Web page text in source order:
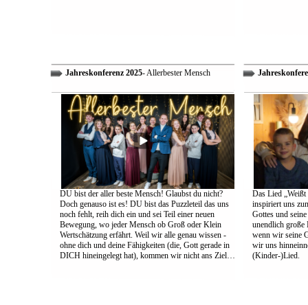
Jahreskonferenz 2025- Allerbester Mensch
DU bist der aller beste Mensch! Glaubst du nicht?
Doch genauso ist es! DU bist das Puzzleteil das uns
noch fehlt, reih dich ein und sei Teil einer neuen
Bewegung, wo jeder Mensch ob Groß oder Klein
Wertschätzung erfährt. Weil wir alle genau wissen -
ohne dich und deine Fähigkeiten (die, Gott gerade in
DICH hineingelegt hat), kommen wir nicht ans Ziel…
Das Lied
inspiriert uns
Gottes und
unendlich große
wenn wir seine
wir uns
(Kinder-)Lied.